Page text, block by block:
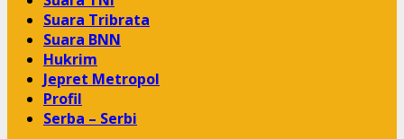
Suara Tribrata
Suara BNN
Hukrim
Jepret Metropol
Profil
Serba – Serbi